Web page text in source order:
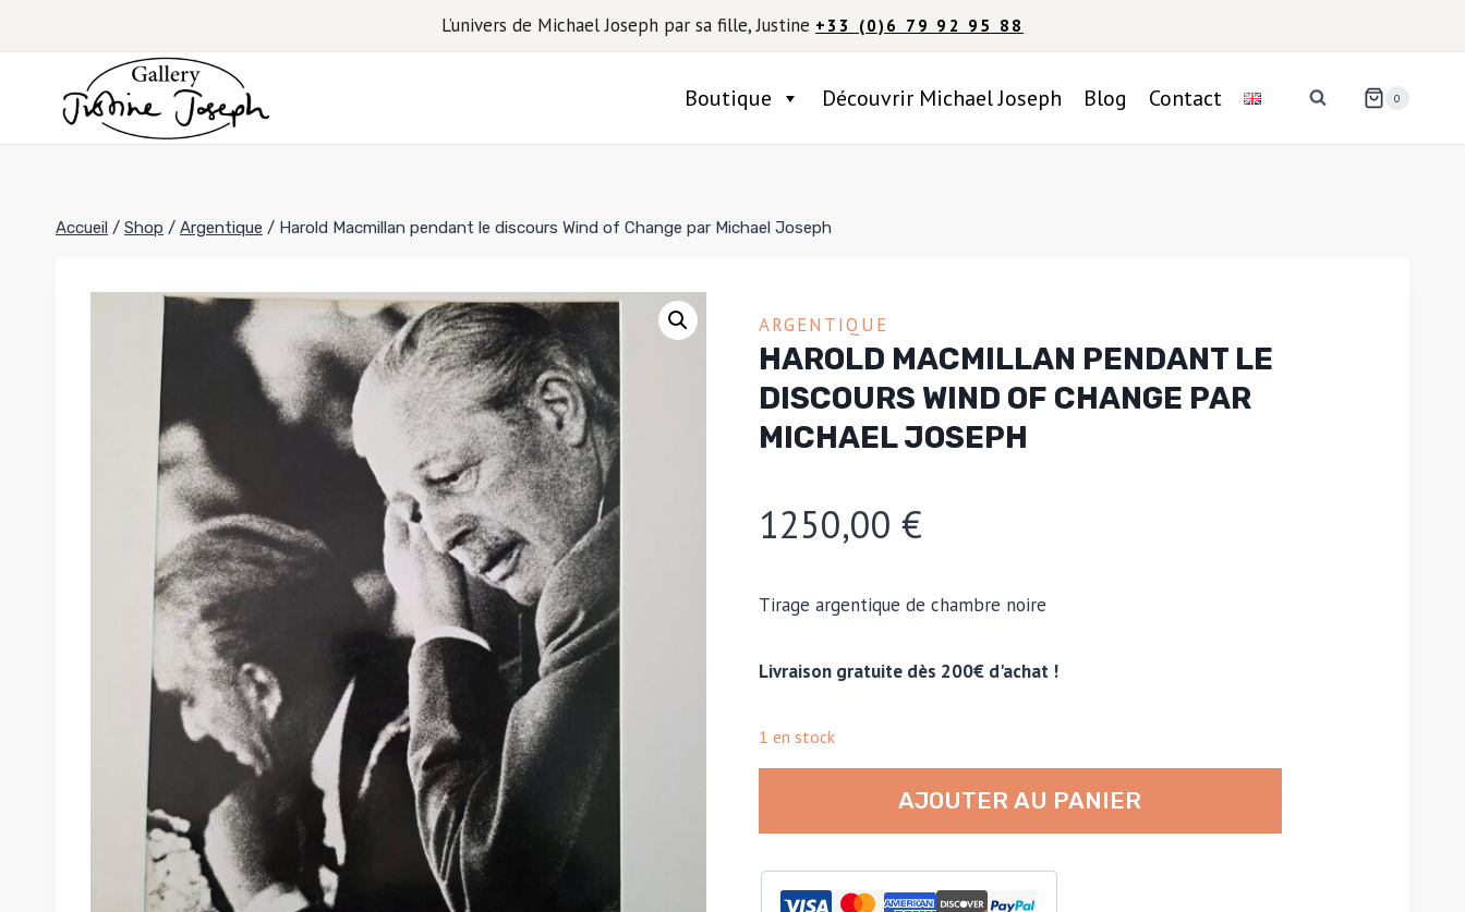
L’univers de Michael Joseph par sa fille, Justine +33 (0)6 79 92 95 88
Boutique Découvrir Michael Joseph Blog Contact 0
Accueil / Shop / Argentique / Harold Macmillan pendant le discours Wind of Change par Michael Joseph
ARGENTIQUE
HAROLD MACMILLAN PENDANT LE
DISCOURS WIND OF CHANGE PAR
MICHAEL JOSEPH
1250,00 €
Tirage argentique de chambre noire
Livraison gratuite dès 200€ d'achat !
1 en stock
Harold
Macmillan
pendant
AJOUTER AU PANIER